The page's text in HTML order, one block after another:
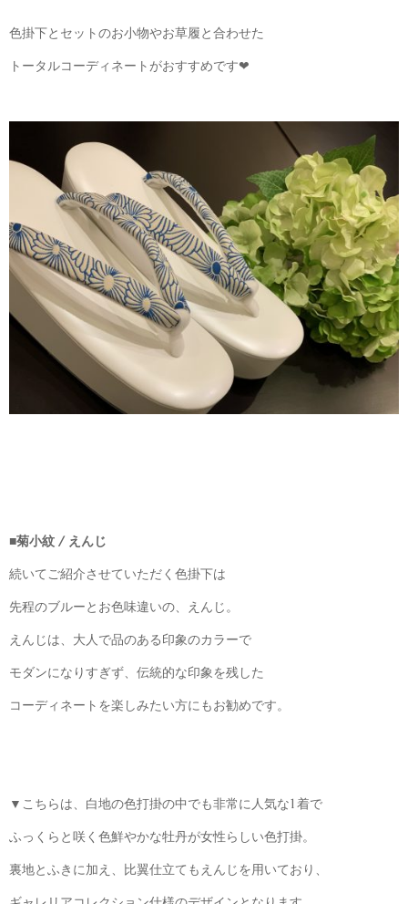
色掛下とセットのお小物やお草履と合わせた
トータルコーディネートがおすすめです❤︎
■菊小紋 / えんじ
続いてご紹介させていただく色掛下は
先程のブルーとお色味違いの、えんじ。
えんじは、大人で品のある印象のカラーで
モダンになりすぎず、伝統的な印象を残した
コーディネートを楽しみたい方にもお勧めです。
▼こちらは、白地の色打掛の中でも非常に人気な1着で
ふっくらと咲く色鮮やかな牡丹が女性らしい色打掛。
裏地とふきに加え、比翼仕立てもえんじを用いており、